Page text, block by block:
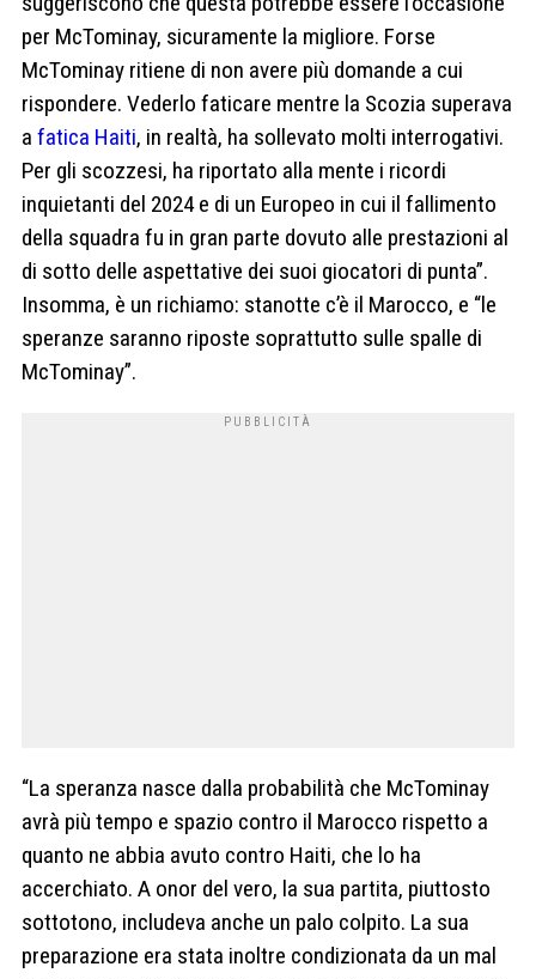
per McTominay, sicuramente la migliore. Forse
McTominay ritiene di non avere più domande a cui
rispondere. Vederlo faticare mentre la Scozia superava
a fatica Haiti, in realtà, ha sollevato molti interrogativi.
Per gli scozzesi, ha riportato alla mente i ricordi
inquietanti del 2024 e di un Europeo in cui il fallimento
della squadra fu in gran parte dovuto alle prestazioni al
di sotto delle aspettative dei suoi giocatori di punta”.
Insomma, è un richiamo: stanotte c’è il Marocco, e “le
speranze saranno riposte soprattutto sulle spalle di
McTominay”.
“La speranza nasce dalla probabilità che McTominay
avrà più tempo e spazio contro il Marocco rispetto a
quanto ne abbia avuto contro Haiti, che lo ha
accerchiato. A onor del vero, la sua partita, piuttosto
sottotono, includeva anche un palo colpito. La sua
preparazione era stata inoltre condizionata da un mal